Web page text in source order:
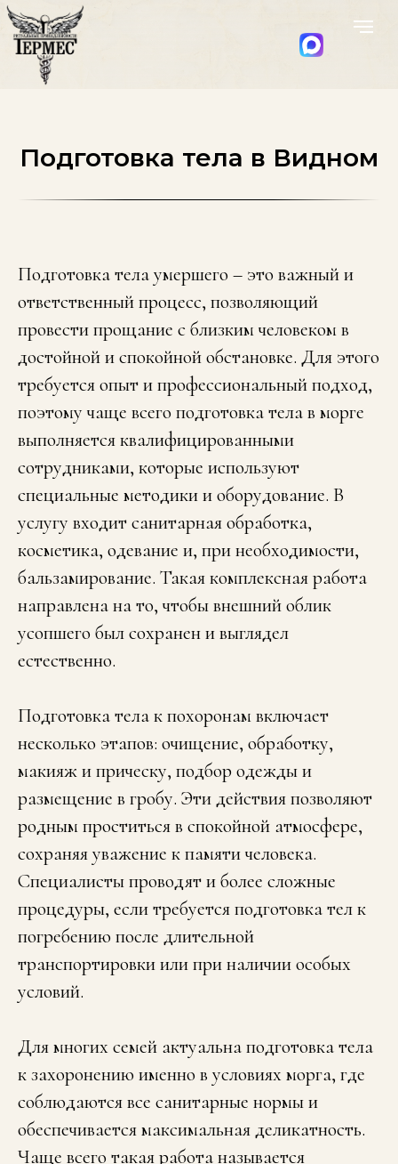
Подготовка тела в Видном
Подготовка тела умершего – это важный и
ответственный процесс, позволяющий
провести прощание с близким человеком в
достойной и спокойной обстановке. Для этого
требуется опыт и профессиональный подход,
поэтому чаще всего подготовка тела в морге
выполняется квалифицированными
сотрудниками, которые используют
специальные методики и оборудование. В
услугу входит санитарная обработка,
косметика, одевание и, при необходимости,
бальзамирование. Такая комплексная работа
направлена на то, чтобы внешний облик
усопшего был сохранен и выглядел
естественно.
Подготовка тела к похоронам включает
несколько этапов: очищение, обработку,
макияж и прическу, подбор одежды и
размещение в гробу. Эти действия позволяют
родным проститься в спокойной атмосфере,
сохраняя уважение к памяти человека.
Специалисты проводят и более сложные
процедуры, если требуется подготовка тел к
погребению после длительной
транспортировки или при наличии особых
условий.
Для многих семей актуальна подготовка тела
к захоронению именно в условиях морга, где
соблюдаются все санитарные нормы и
обеспечивается максимальная деликатность.
Чаще всего такая работа называется